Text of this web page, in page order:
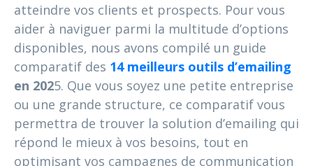
atteindre vos clients et prospects. Pour vous
aider à naviguer parmi la multitude d’options
disponibles, nous avons compilé un guide
comparatif des 14 meilleurs outils d’emailing
en 2025. Que vous soyez une petite entreprise
ou une grande structure, ce comparatif vous
permettra de trouver la solution d’emailing qui
répond le mieux à vos besoins, tout en
optimisant vos campagnes de communication